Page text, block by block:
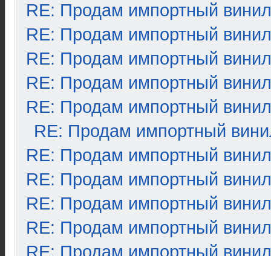
RE: Продам импортный винил
RE: Продам импортный винил
RE: Продам импортный винил
RE: Продам импортный винил
RE: Продам импортный винил
RE: Продам импортный
RE: Продам импортный винил
RE: Продам импортный винил
RE: Продам импортный винил
RE: Продам импортный винил
RE: Продам импортный винил